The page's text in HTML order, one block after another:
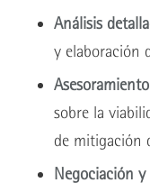
Análisis
y elaboración
sobre la
de mitigación
Negociación y